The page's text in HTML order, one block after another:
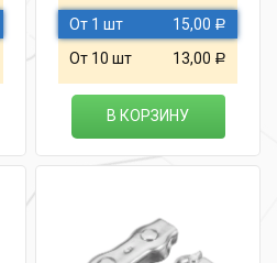
От 1 шт 15,00 Р
От 10 шт 13,00 Р
В КОРЗИНУ